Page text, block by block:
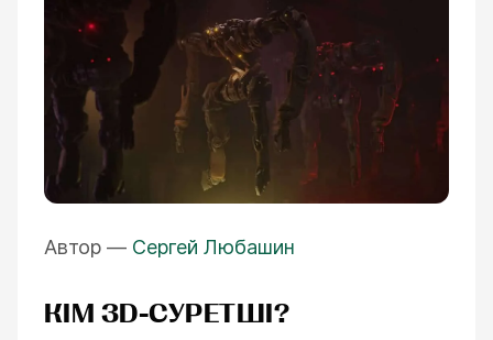
Автор — Сергей Любашин
КІМ 3D-СУРЕТШІ?